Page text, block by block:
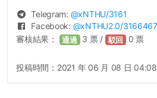
Telegram: @xNTHU/3161
Facebook: @xNTHU2.0/
審核結果： 通過 3 票 / 駁回 0 票
投稿時間： 2021 年 06 月 08 日